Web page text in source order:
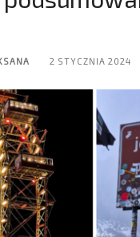
2 STYCZNIA 2024